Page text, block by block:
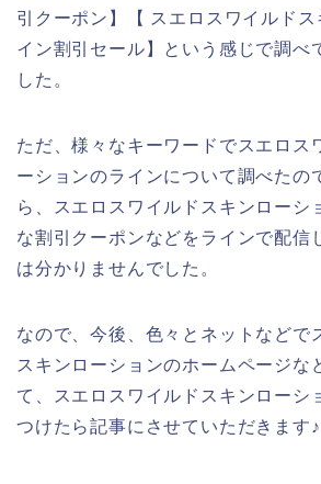
引クーポン】【 スエロスワイルドス
イン割引セール】という感じで調べ
した。
ただ、様々なキーワードでスエロス
ーションのラインについて調べたの
ら、スエロスワイルドスキンローシ
な割引クーポンなどをラインで配信
は分かりませんでした。
なので、今後、色々とネットなどで
スキンローションのホームページな
て、スエロスワイルドスキンローシ
つけたら記事にさせていただきます♪